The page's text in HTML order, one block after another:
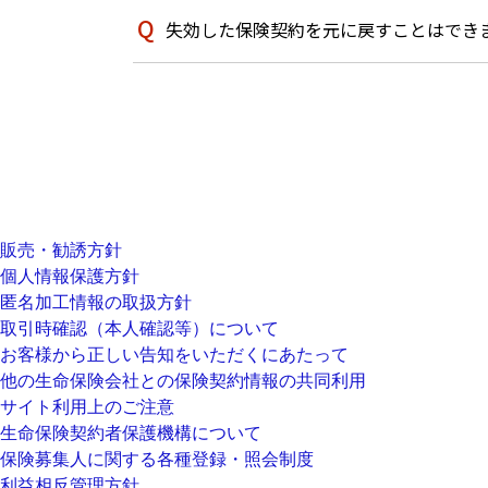
失効した保険契約を元に戻すことはでき
販売・勧誘方針
個人情報保護方針
匿名加工情報の取扱方針
取引時確認（本人確認等）について
お客様から正しい告知をいただくにあたって
他の生命保険会社との保険契約情報の共同利用
サイト利用上のご注意
生命保険契約者保護機構について
保険募集人に関する各種登録・照会制度